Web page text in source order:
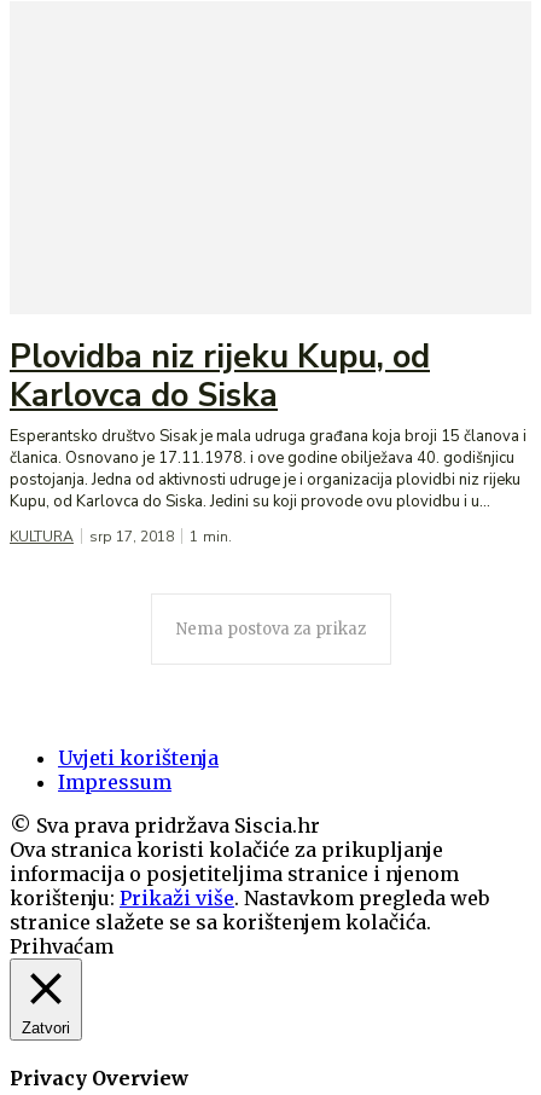
Plovidba niz rijeku Kupu, od
Karlovca do Siska
Esperantsko društvo Sisak je mala udruga građana koja broji 15 članova i
članica. Osnovano je 17.11.1978. i ove godine obilježava 40. godišnjicu
postojanja. Jedna od aktivnosti udruge je i organizacija plovidbi niz rijeku
Kupu, od Karlovca do Siska. Jedini su koji provode ovu plovidbu i u...
KULTURA srp 17, 2018 1 min.
Nema postova za prikaz
Uvjeti korištenja
Impressum
© Sva prava pridržava Siscia.hr
Ova stranica koristi kolačiće za prikupljanje
informacija o posjetiteljima stranice i njenom
korištenju: Prikaži više. Nastavkom pregleda web
stranice slažete se sa korištenjem kolačića.
Prihvaćam
Zatvori
Privacy Overview